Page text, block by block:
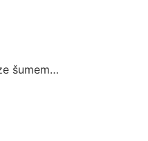
šumem…